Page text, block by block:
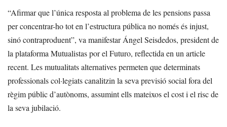
“Afirmar que l’única resposta al problema de les pensions passa
per concentrar-ho tot en l’estructura pública no només és injust,
sinó contraproduent”, va manifestar Ángel Seisdedos, president de
la plataforma Mutualistas por el Futuro, reflectida en un article
recent. Les mutualitats alternatives permeten que determinats
professionals col·legiats canalitzin la seva previsió social fora del
règim públic d’autònoms, assumint ells mateixos el cost i el risc de
la seva jubilació.